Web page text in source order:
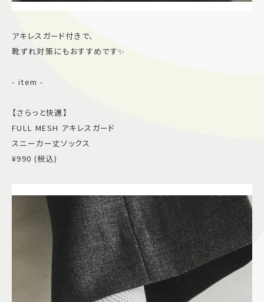
アキレスガード付きで、
靴ずれ対策にもおすすめです✨
- item -
【さらっと快適】
FULL MESH アキレスガード
スニーカー丈ソックス
¥990 (税込)